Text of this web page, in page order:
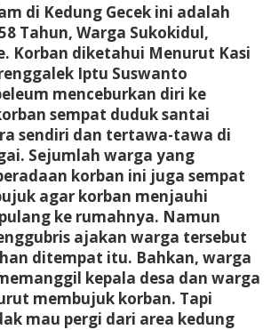
di Kedung Gecek ini adalah
Tahun, Warga Sukokidul,
Korban diketahui Menurut Kasi
Iptu Suswanto
menceburkan diri ke
sempat duduk santai
sendiri dan tertawa-tawa di
Sejumlah warga yang
korban ini juga sempat
agar korban menjauhi
ke rumahnya. Namun
ajakan warga tersebut
ditempat itu. Bahkan, warga
kepala desa dan warga
membujuk korban. Tapi
mau pergi dari area kedung